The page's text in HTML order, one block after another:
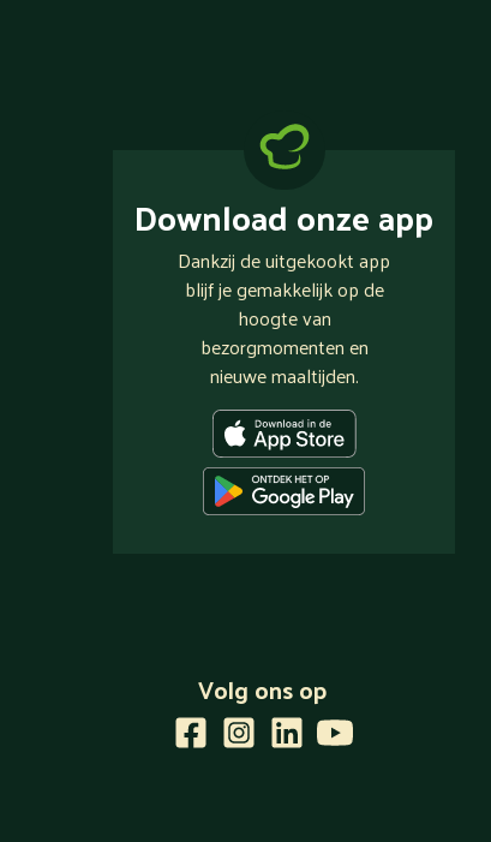
Download onze app
Dankzij de uitgekookt app
blijf je gemakkelijk op de
hoogte van
bezorgmomenten en
nieuwe maaltijden.
Volg ons op